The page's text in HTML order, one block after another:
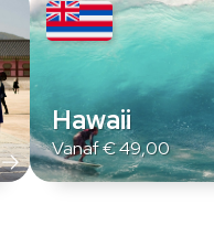
Hawaii
Vanaf€49,00